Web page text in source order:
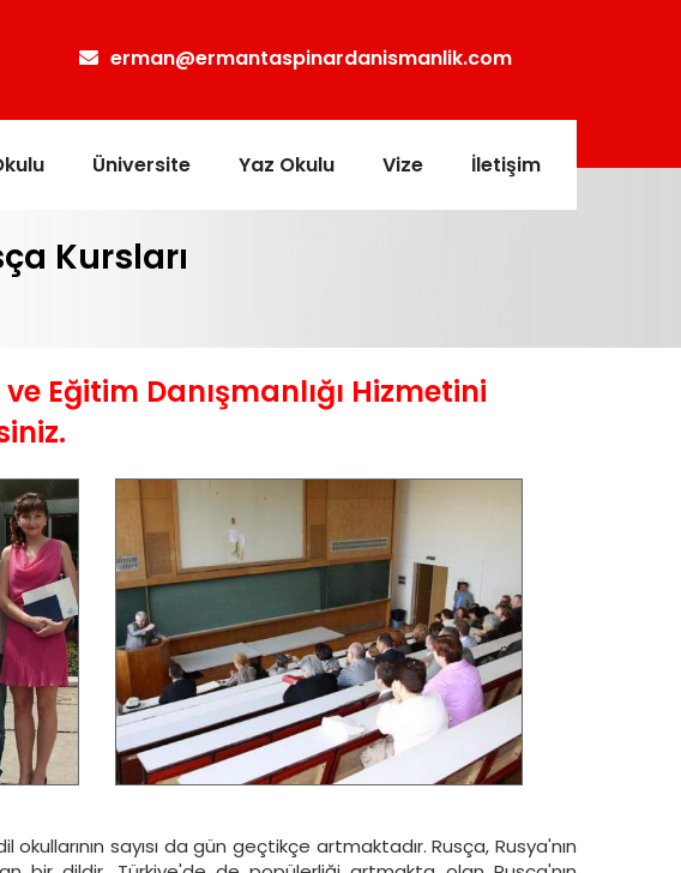
erman@ermantaspinardanismanlik.com
Üniversite Yaz Okulu Vize İletişim
Kursları
Eğitim Danışmanlığı Hizmetini
sayısı da gün geçtikçe artmaktadır. Rusça, Rusya'nın